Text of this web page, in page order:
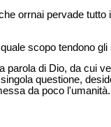
orrnai pervade
scopo tendono
parola di Dio, da cui
questione,
da poco l'umanità.